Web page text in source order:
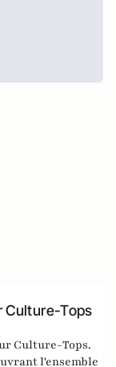
Culture-Tops
Culture-Tops.
l'ensemble